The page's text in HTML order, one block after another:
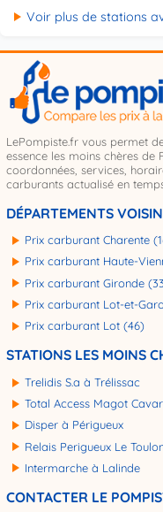
Voir plus de stations
LePompiste.fr vous permet
essence les moins chères de
coordonnées, services,
carburants actualisé en
DÉPARTEMENTS
Prix carburant Charente
Prix carburant Haute-
Prix carburant Gironde
Prix carburant Lot-et-
Prix carburant Lot (46)
STATIONS LES MOINS
Trelidis S.a à Trélissac
Total Access Magot
Disper à Périgueux
Relais Perigueux Le
Intermarche à Lalinde
CONTACTER LE